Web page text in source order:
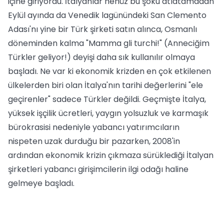
Eylül ayında da Venedik lagünündeki San Clemento
Adası'nı yine bir Türk şirketi satın alınca, Osmanlı
döneminden kalma "Mamma gli turchi!" (Anneciğim
Türkler geliyor!) deyişi daha sık kullanılır olmaya
başladı. Ne var ki ekonomik krizden en çok etkilenen
ülkelerden biri olan İtalya'nın tarihi değerlerini "ele
geçirenler" sadece Türkler değildi. Geçmişte İtalya,
yüksek işçilik ücretleri, yaygın yolsuzluk ve karmaşık
bürokrasisi nedeniyle yabancı yatırımcıların
nispeten uzak durduğu bir pazarken, 2008'in
ardından ekonomik krizin çıkmaza sürüklediği İtalyan
şirketleri yabancı girişimcilerin ilgi odağı haline
gelmeye başladı.